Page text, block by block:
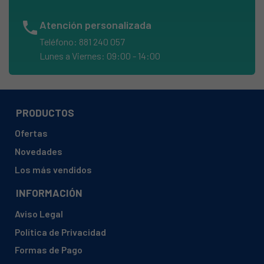
BRAUN, MQ5035
BRAUN, MQ5035WH SAUCE HB
BRAUN, MQ5037WH SAUCE HB
BRAUN, MQ5045WH APERITIVE HB
BRAUN, MQ5235WH
BRAUN, MQ535
BRAUN, MQ535 BABY HB
BRAUN, MQ535 SAUCE HB
BRAUN, MQ545 APERITIVE
phone Atención personalizada
Teléfono: 881 240 057
Lunes a Viernes: 09:00 - 14:00
PRODUCTOS
Ofertas
Novedades
Los más vendidos
INFORMACIÓN
Aviso Legal
Política de Privacidad
Formas de Pago